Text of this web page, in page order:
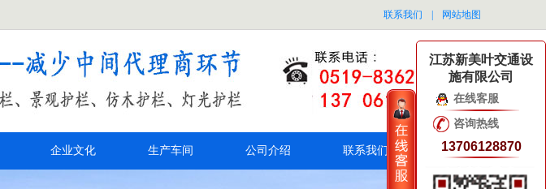
联系我们 网站地图
企业文化 生产车间 公司介绍 联系我们
江苏新美叶交通设
施有限公司
在线客服
咨询热线
13706128870